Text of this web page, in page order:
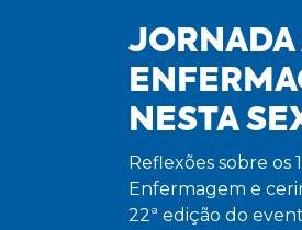
JORNADA
NESTA
Reflexões sobre os
Enfermagem e
22ª edição do